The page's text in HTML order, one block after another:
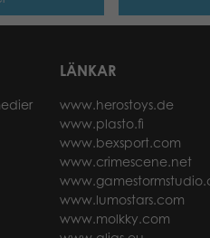
LÄNKAR
www.herostoys.de
www.plasto.fi
www.bexsport.com
www.crimescene.net
www.lumostars.com
www.molkky.com